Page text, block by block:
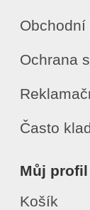
Ochrana
Často
Můj profil
Košík